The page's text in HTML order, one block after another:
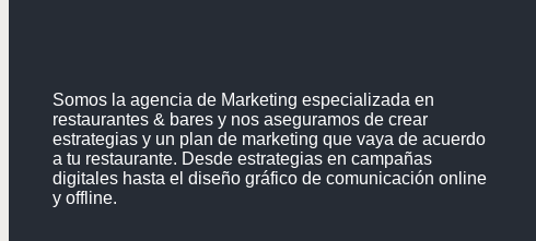
Somos la agencia de Marketing especializada en
restaurantes & bares y nos aseguramos de crear
estrategias y un plan de marketing que vaya de acuerdo
a tu restaurante. Desde estrategias en campañas
digitales hasta el diseño gráfico de comunicación online
y offline.